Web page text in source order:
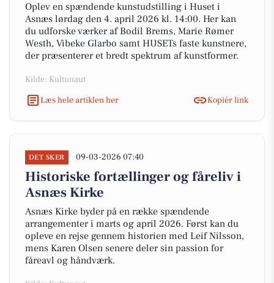
Oplev en spændende kunstudstilling i Huset i
Asnæs lørdag den 4. april 2026 kl. 14:00. Her kan
du udforske værker af Bodil Brems, Marie Rømer
Westh, Vibeke Glarbo samt HUSETs faste kunstnere,
der præsenterer et bredt spektrum af kunstformer.
Kilde: Kultunaut
Læs hele artiklen her
Kopiér link
DET SKER 09-03-2026 07:40
Historiske fortællinger og fåreliv i
Asnæs Kirke
Asnæs Kirke byder på en række spændende
arrangementer i marts og april 2026. Først kan du
opleve en rejse gennem historien med Leif Nilsson,
mens Karen Olsen senere deler sin passion for
fåreavl og håndværk.